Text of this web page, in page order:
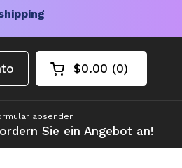
Warenkorb öffnen
Gesamtbetrag im
$0.00 0
Artikel in Ihrem
absenden
Sie ein Angebot an!